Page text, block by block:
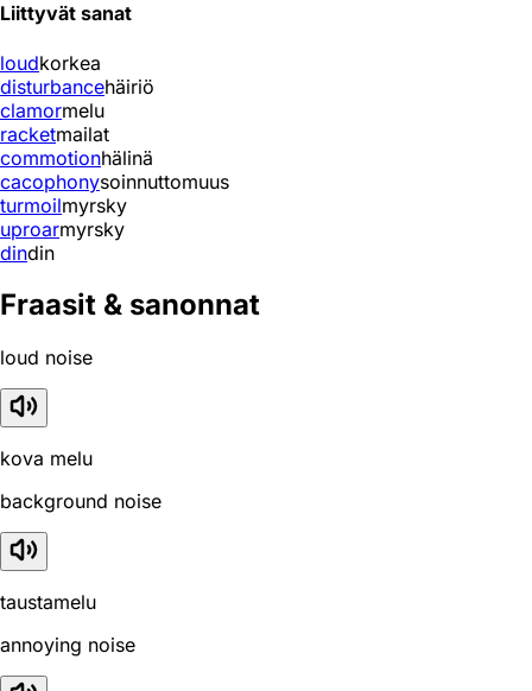
Liittyvät sanat
loudkorkea
disturbancehäiriö
clamormelu
racketmailat
commotionhälinä
cacophonysoinnuttomuus
turmoilmyrsky
uproarmyrsky
dindin
Fraasit & sanonnat
loud noise
kova melu
background noise
taustamelu
annoying noise